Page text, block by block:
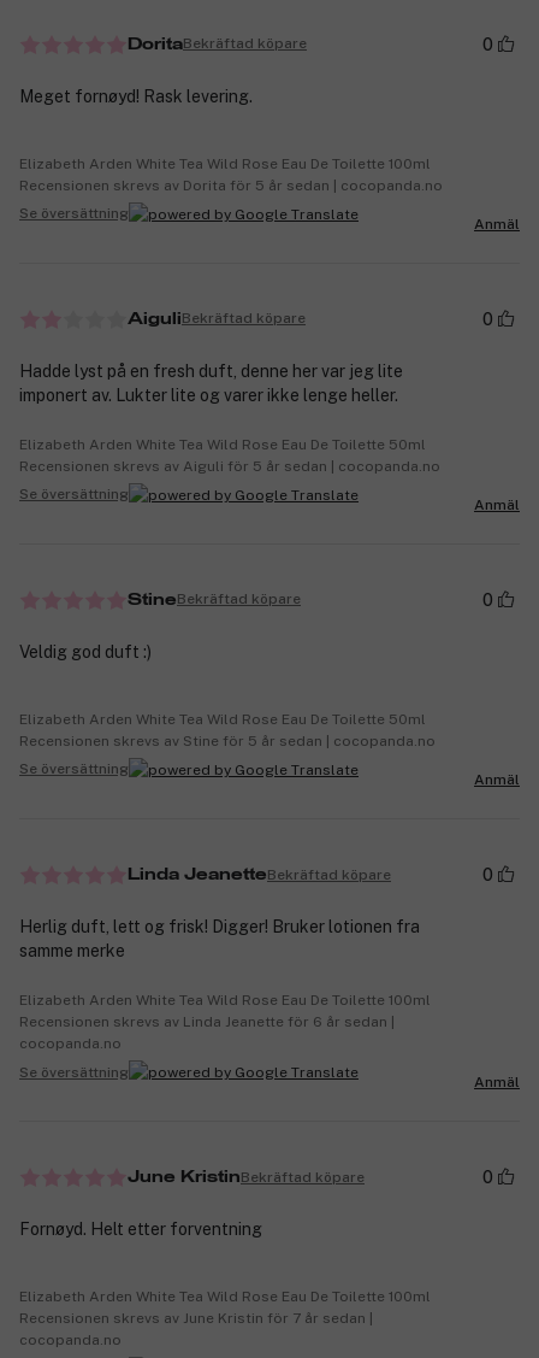
DoritaBekräftad köpare 0
Meget fornøyd! Rask levering.
Elizabeth Arden White Tea Wild Rose Eau De Toilette 100ml
Recensionen skrevs av Dorita för 5 år sedan | cocopanda.no
Se översättning
Anmäl
AiguliBekräftad köpare 0
Hadde lyst på en fresh duft, denne her var jeg lite
imponert av. Lukter lite og varer ikke lenge heller.
Elizabeth Arden White Tea Wild Rose Eau De Toilette 50ml
Recensionen skrevs av Aiguli för 5 år sedan | cocopanda.no
Se översättning
Anmäl
StineBekräftad köpare 0
Veldig god duft :)
Elizabeth Arden White Tea Wild Rose Eau De Toilette 50ml
Recensionen skrevs av Stine för 5 år sedan | cocopanda.no
Se översättning
Anmäl
Linda JeanetteBekräftad köpare 0
Herlig duft, lett og frisk! Digger! Bruker lotionen fra
samme merke
Elizabeth Arden White Tea Wild Rose Eau De Toilette 100ml
Recensionen skrevs av Linda Jeanette för 6 år sedan |
cocopanda.no
Se översättning
Anmäl
June KristinBekräftad köpare 0
Fornøyd. Helt etter forventning
Elizabeth Arden White Tea Wild Rose Eau De Toilette 100ml
Recensionen skrevs av June Kristin för 7 år sedan |
cocopanda.no